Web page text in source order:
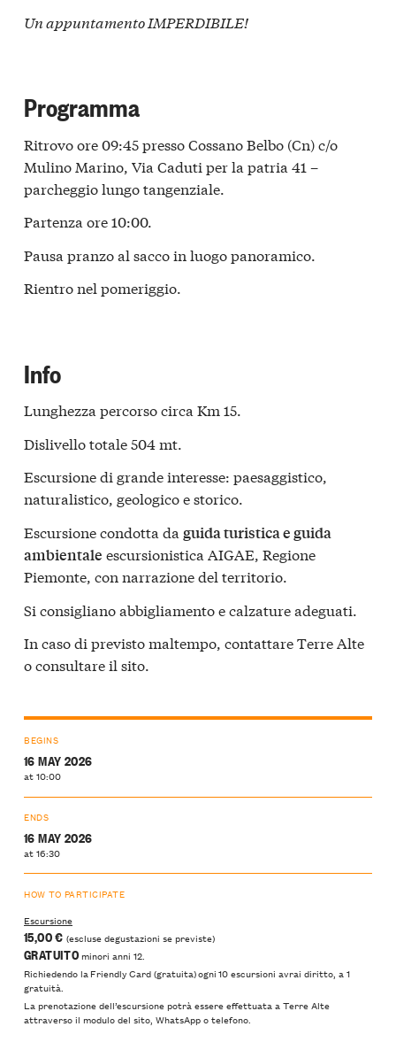
Un appuntamento IMPERDIBILE!
Programma
Ritrovo ore 09:45 presso Cossano Belbo (Cn) c/o
Mulino Marino, Via Caduti per la patria 41 –
parcheggio lungo tangenziale.
Partenza ore 10:00.
Pausa pranzo al sacco in luogo panoramico.
Rientro nel pomeriggio.
Info
Lunghezza percorso circa Km 15.
Dislivello totale 504 mt.
Escursione di grande interesse: paesaggistico,
naturalistico, geologico e storico.
Escursione condotta da guida turistica e guida
ambientale escursionistica AIGAE, Regione
Piemonte, con narrazione del territorio.
Si consigliano abbigliamento e calzature adeguati.
In caso di previsto maltempo, contattare Terre Alte
o consultare il sito.
BEGINS
16 MAY 2026
at 10:00
ENDS
16 MAY 2026
at 16:30
HOW TO PARTICIPATE
Escursione
15,00 € (escluse degustazioni se previste)
GRATUITOminori anni 12.
Richiedendo la Friendly Card (gratuita) ogni 10 escursioni avrai diritto, a 1
gratuità.
La prenotazione dell’escursione potrà essere effettuata a Terre Alte
attraverso il modulo del sito, WhatsApp o telefono.